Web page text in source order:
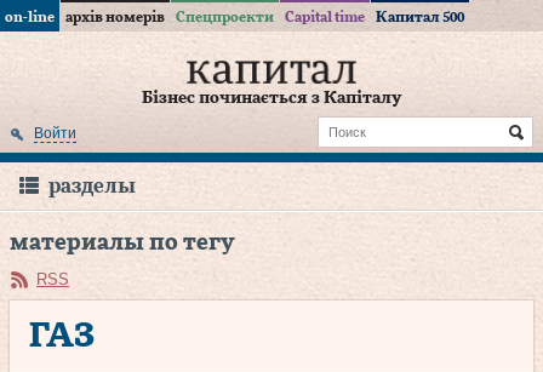
on-line архів номерів Спецпроекти Capital time Капитал 500
Бізнес починається з Капіталу
Войти
разделы
материалы по тегу
RSS
ГАЗ